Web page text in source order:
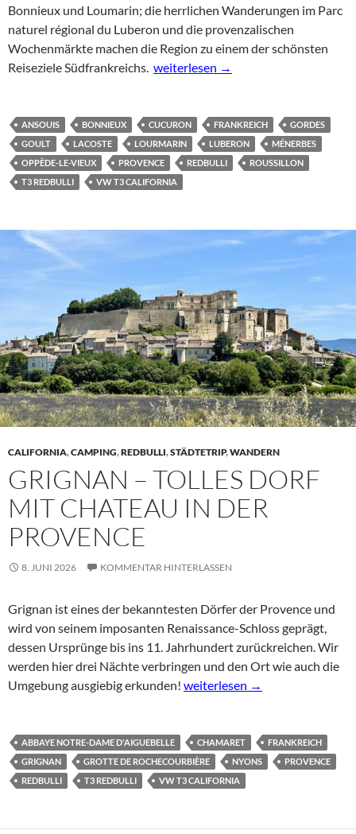
Bonnieux und Loumarin; die herrlichen Wanderungen im Parc
naturel régional du Luberon und die provenzalischen
Wochenmärkte machen die Region zu einem der schönsten
Reiseziele Südfrankreichs. Luberon – wunderschöne
weiterlesen →
ANSOUIS BONNIEUX CUCURON FRANKREICH
GORDES
GOULT
LACOSTE LOURMARIN LUBERON
MÉNERBES
OPPÈDE-LE-VIEUX
PROVENCE REDBULLI
ROUSSILLON
T3 REDBULLI
VW T3 CALIFORNIA
CALIFORNIA,CAMPING,REDBULLI,STÄDTETRIP,WANDERN
GRIGNAN – TOLLES DORF
MIT CHATEAU IN DER
PROVENCE
8. JUNI 2026 KOMMENTAR HINTERLASSEN
Grignan ist eines der bekanntesten Dörfer der Provence und
wird von seinem imposanten Renaissance-Schloss geprägt,
dessen Ursprünge bis ins 11. Jahrhundert zurückreichen. Wir
werden hier drei Nächte verbringen und den Ort wie auch die
Umgebung ausgiebig erkunden! Grignan – tolles Dorf mit
weiterlesen →
ABBAYE NOTRE-DAME D'AIGUEBELLE CHAMARET
FRANKREICH
GRIGNAN
GROTTE DE ROCHECOURBIÈRE NYONS
PROVENCE
REDBULLI
T3 REDBULLI VW T3 CALIFORNIA